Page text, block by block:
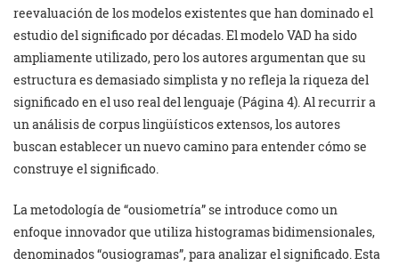
reevaluación de los modelos existentes que han dominado el
estudio del significado por décadas. El modelo VAD ha sido
ampliamente utilizado, pero los autores argumentan que su
estructura es demasiado simplista y no refleja la riqueza del
significado en el uso real del lenguaje (Página 4). Al recurrir a
un análisis de corpus lingüísticos extensos, los autores
buscan establecer un nuevo camino para entender cómo se
construye el significado.
La metodología de “ousiometría” se introduce como un
enfoque innovador que utiliza histogramas bidimensionales,
denominados “ousiogramas”, para analizar el significado. Esta